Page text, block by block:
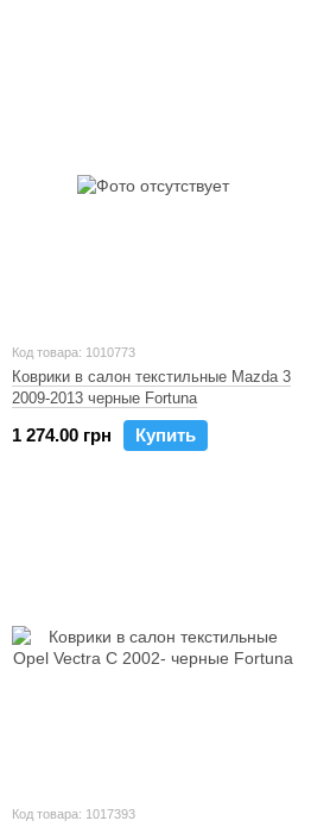
Код товара: 1010773
Коврики в салон текстильные Mazda 3
2009-2013 черные Fortuna
1 274.00 грн Купить
Код товара: 1017393